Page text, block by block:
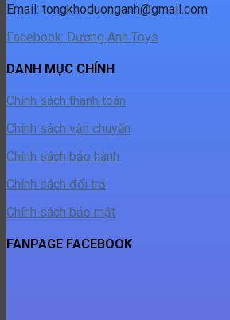
Email: tongkhoduonganh@gmail.com
Facebook: Dương Anh Toys
DANH MỤC CHÍNH
Chính sách thanh toán
Chính sách vận chuyển
Chính sách bảo hành
Chính sách đổi trả
Chính sách bảo mật
FANPAGE FACEBOOK